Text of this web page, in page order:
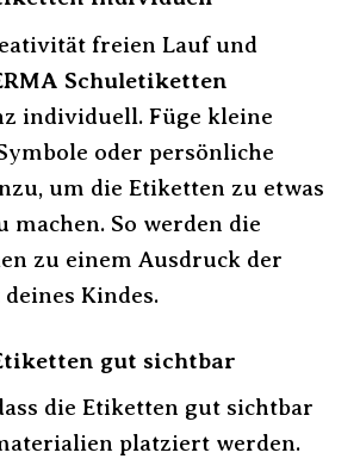
freien Lauf und
Schuletiketten
individuell. Füge kleine
oder persönliche
um die Etiketten zu etwas
machen. So werden die
zu einem Ausdruck der
Kindes.
gut sichtbar
die Etiketten gut sichtbar
platziert werden.